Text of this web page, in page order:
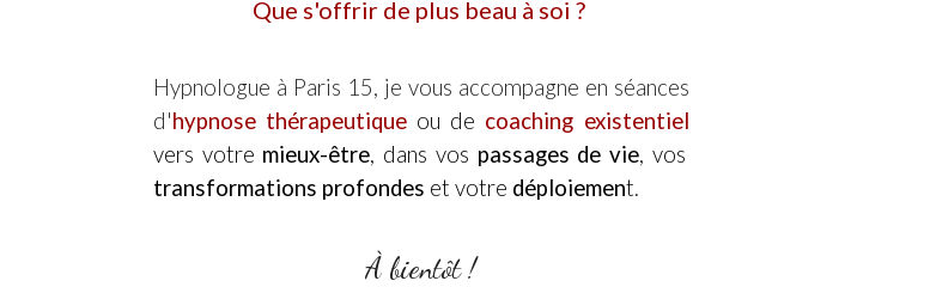
Que s'offrir de plus beau à soi ?
Hypnologue à Paris 15, je vous accompagne en séances
d'hypnose thérapeutiqueou de coaching existentiel
vers votre mieux-être, dans vos passages de vie, vos
transformations profondes et votre déploiement.
À bientôt !